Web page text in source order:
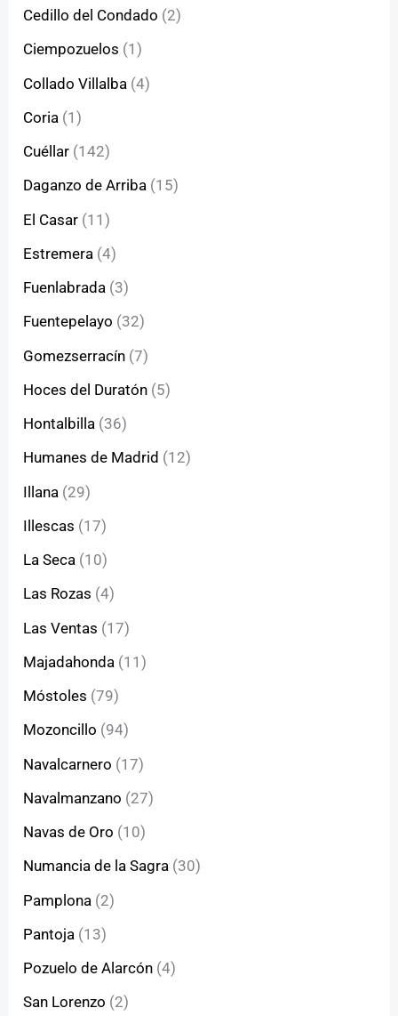
Cedillo del Condado (2)
Ciempozuelos (1)
Collado Villalba (4)
Coria (1)
Cuéllar (142)
Daganzo de Arriba (15)
El Casar (11)
Estremera (4)
Fuenlabrada (3)
Fuentepelayo (32)
Gomezserracín (7)
Hoces del Duratón (5)
Hontalbilla (36)
Humanes de Madrid (12)
Illana (29)
Illescas (17)
La Seca (10)
Las Rozas (4)
Las Ventas (17)
Majadahonda (11)
Móstoles (79)
Mozoncillo (94)
Navalcarnero (17)
Navalmanzano (27)
Navas de Oro (10)
Numancia de la Sagra (30)
Pamplona (2)
Pantoja (13)
Pozuelo de Alarcón (4)
San Lorenzo (2)